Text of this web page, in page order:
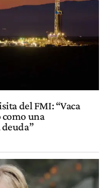
del FMI: “Vaca
como una